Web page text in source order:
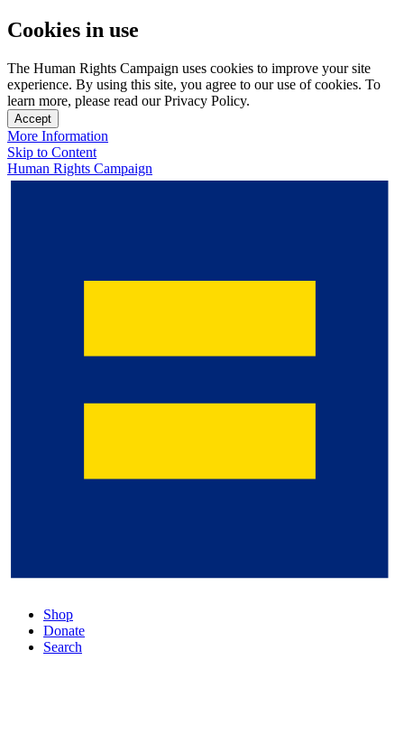
Cookies in use
The Human Rights Campaign uses cookies to improve your site
experience. By using this site, you agree to our use of cookies. To
learn more, please read our Privacy Policy.
Accept
More Information
Skip to Content
Human Rights Campaign
Shop
Donate
Search